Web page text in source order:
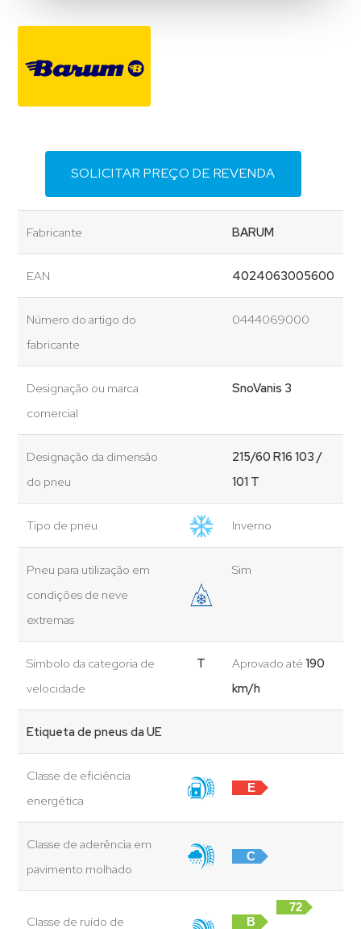
SOLICITAR PREÇO DE REVENDA
Fabricante BARUM
EAN 4024063005600
Número do artigo do
fabricante
0444069000
Designação ou marca
comercial
SnoVanis 3
Designação da dimensão
do pneu
215/60 R16 103 /
101 T
Tipo de pneu Inverno
Pneu para utilização em
condições de neve
extremas
Sim
Símbolo da categoria de
velocidade
T Aprovado até 190
km/h
Etiqueta de pneus da UE
Classe de eficiência
energética
E
Classe de aderência em
pavimento molhado
C
Classe de ruído de
B
72